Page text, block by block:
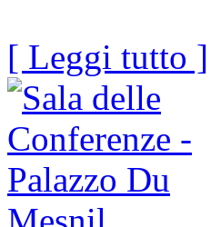
[ Leggi tutto ]